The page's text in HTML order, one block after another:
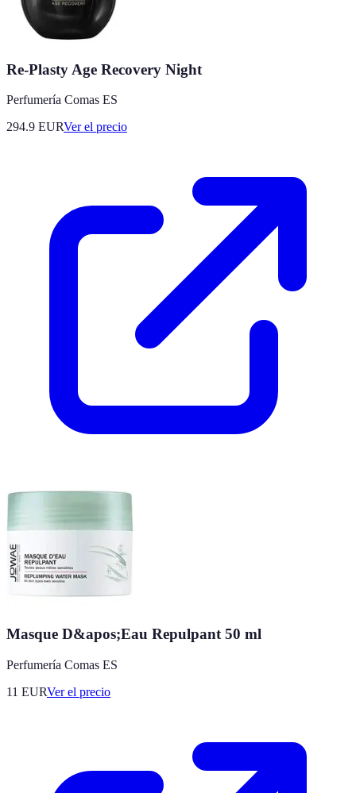
Re-Plasty Age Recovery Night
Perfumería Comas ES
294.9 EURVer el precio
Masque D&apos;Eau Repulpant 50 ml
Perfumería Comas ES
11 EURVer el precio